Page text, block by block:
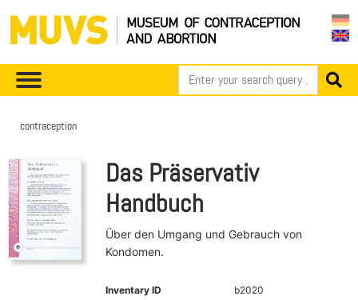
contraception
Das Präservativ
Handbuch
Über den Umgang und Gebrauch von
Kondomen.
Inventary ID
b2020